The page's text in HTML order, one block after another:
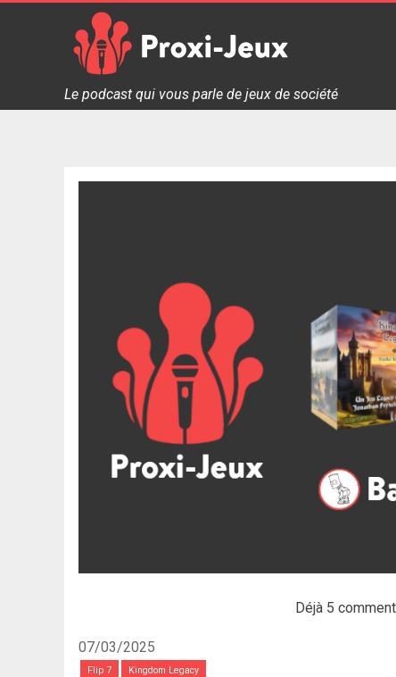
Proxi Jeux - Le podcast qui vous parle de jeux de
Le podcast qui vous parle de jeux de société
Déjà 5
07/03/2025
Flip 7 Kingdom Legacy